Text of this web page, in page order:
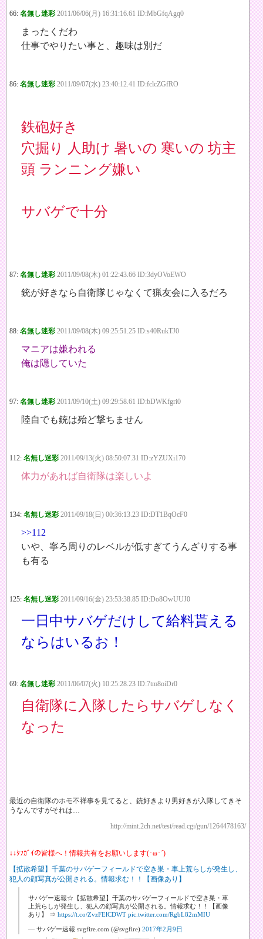
66: 名無し迷彩 2011/06/06(月) 16:31:16.61 ID:MbGfqAgq0
まったくだわ
仕事でやりたい事と、趣味は別だ
86: 名無し迷彩 2011/09/07(水) 23:40:12.41 ID:fclcZGfRO
鉄砲好き
穴掘り 人助け 暑いの 寒いの 坊主
頭 ランニング嫌い
サバゲで十分
87: 名無し迷彩 2011/09/08(木) 01:22:43.66 ID:3dyOVoEWO
銃が好きなら自衛隊じゃなくて猟友会に入るだろ
88: 名無し迷彩 2011/09/08(木) 09:25:51.25 ID:s40RukTJ0
マニアは嫌われる
俺は隠していた
97: 名無し迷彩 2011/09/10(土) 09:29:58.61 ID:bDWKfgri0
陸自でも銃は殆ど撃ちません
112: 名無し迷彩 2011/09/13(火) 08:50:07.31 ID:zYZUXi170
体力があれば自衛隊は楽しいよ
134: 名無し迷彩 2011/09/18(日) 00:36:13.23 ID:DT1BqOcF0
>>112
いや、寧ろ周りのレベルが低すぎてうんざりする事
も有る
125: 名無し迷彩 2011/09/16(金) 23:53:38.85 ID:Do8OwUUJ0
一日中サバゲだけして給料貰える
ならはいるお！
69: 名無し迷彩 2011/06/07(火) 10:25:28.23 ID:7tm8oiDr0
自衛隊に入隊したらサバゲしなく
なった
最近の自衛隊のホモ不祥事を見てると、銃好きより男好きが入隊してきそ
うなんですがそれは…
http://mint.2ch.net/test/read.cgi/gun/1264478163/
↓↓ﾀﾌｶﾞｲの皆様へ！情報共有をお願いします(･ω･´)
【拡散希望】千葉のサバゲーフィールドで空き巣・車上荒らしが発生し、
犯人の顔写真が公開される。情報求む！！【画像あり】
サバゲー速報☆【拡散希望】千葉のサバゲーフィールドで空き巣・車
上荒らしが発生し、犯人の顔写真が公開される。情報求む！！【画像
あり】 ⇒ https://t.co/ZvzFElCDWT pic.twitter.com/RgbL82mMIU
— サバゲー速報 svgfire.com (@svgfire) 2017年2月9日